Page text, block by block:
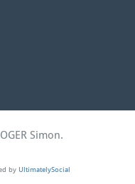
Simon.
by UltimatelySocial